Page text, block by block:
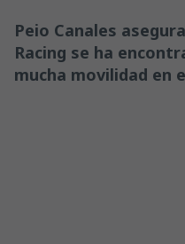
Peio Canales
Racing se ha
mucha movilidad en